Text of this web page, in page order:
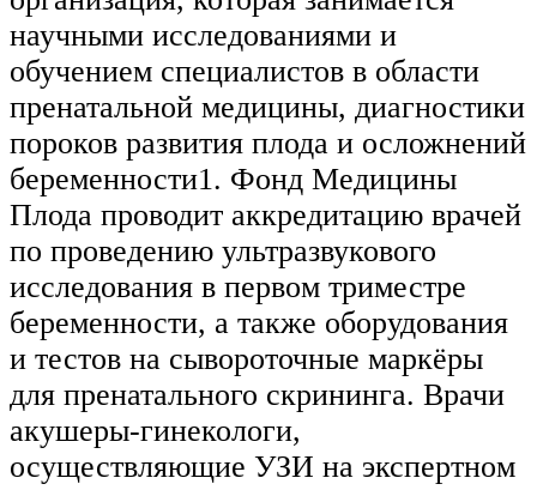
научными исследованиями и
обучением специалистов в области
пренатальной медицины, диагностики
пороков развития плода и осложнений
беременности1. Фонд Медицины
Плода проводит аккредитацию врачей
по проведению ультразвукового
исследования в первом триместре
беременности, а также оборудования
и тестов на сывороточные маркёры
для пренатального скрининга. Врачи
акушеры-гинекологи,
осуществляющие УЗИ на экспертном